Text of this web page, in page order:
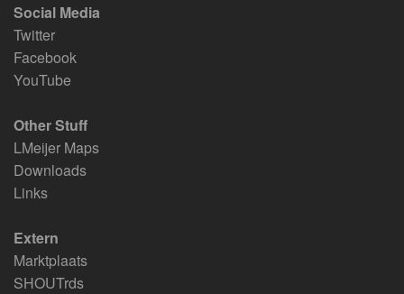
Social Media
Twitter
Facebook
YouTube
Other Stuff
LMeijer Maps
Downloads
Links
Extern
Marktplaats
SHOUTrds